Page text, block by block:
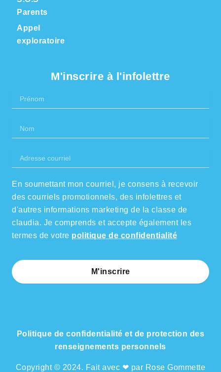
Parents
Appel
exploratoire
M'inscrire à l'infolettre
courriel
En soumettant mon courriel, je consens à recevoir
des courriels promotionnels, des infolettres et
d'autres informations marketing de la classe de
claudia. Je comprends et accepte également les
termes de votre politique de confidentialité
M'inscrire
Politique de confidentialité et de protection des
renseignements personnels
Copyright © 2024. Fait avec ❤ par Rose Gommette